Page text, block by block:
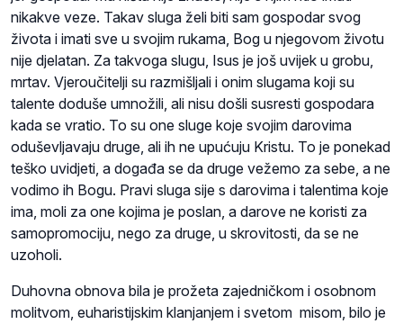
nikakve veze. Takav sluga želi biti sam gospodar svog
života i imati sve u svojim rukama, Bog u njegovom životu
nije djelatan. Za takvoga slugu, Isus je još uvijek u grobu,
mrtav. Vjeroučitelji su razmišljali i onim slugama koji su
talente doduše umnožili, ali nisu došli susresti gospodara
kada se vratio. To su one sluge koje svojim darovima
oduševljavaju druge, ali ih ne upućuju Kristu. To je ponekad
teško uvidjeti, a događa se da druge vežemo za sebe, a ne
vodimo ih Bogu. Pravi sluga sije s darovima i talentima koje
ima, moli za one kojima je poslan, a darove ne koristi za
samopromociju, nego za druge, u skrovitosti, da se ne
uzoholi.
Duhovna obnova bila je prožeta zajedničkom i osobnom
molitvom, euharistijskim klanjanjem i svetom misom, bilo je